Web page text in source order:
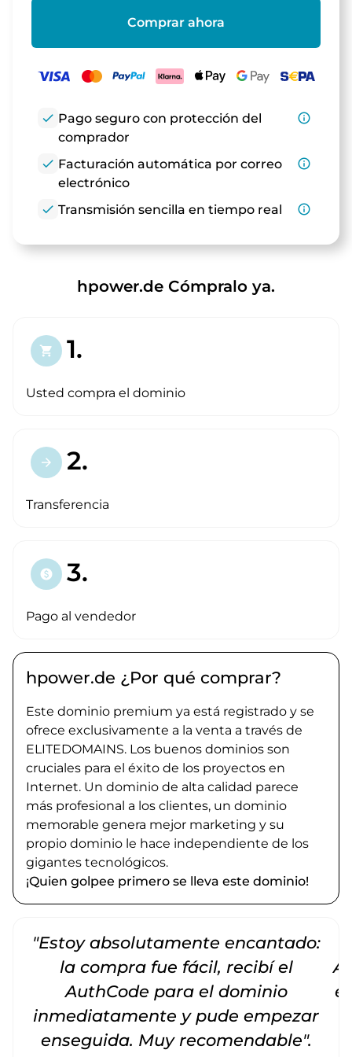
Comprar ahora
check Pago seguro con protección del
comprador
info_outline
check Facturación automática por correo
electrónico
info_outline
check Transmisión sencilla en tiempo real info_outline
hpower.de Cómpralo ya.
shopping_cart 1.
Usted compra el dominio
arrow_forward 2.
Transferencia
paid 3.
Pago al vendedor
hpower.de ¿Por qué comprar?
Este dominio premium ya está registrado y se
ofrece exclusivamente a la venta a través de
ELITEDOMAINS. Los buenos dominios son
cruciales para el éxito de los proyectos en
Internet. Un dominio de alta calidad parece
más profesional a los clientes, un dominio
memorable genera mejor marketing y su
propio dominio le hace independiente de los
gigantes tecnológicos.
¡Quien golpee primero se lleva este dominio!
"Estoy absolutamente encantado:
la compra fue fácil, recibí el
AuthCode para el dominio
inmediatamente y pude empezar
enseguida. Muy recomendable".